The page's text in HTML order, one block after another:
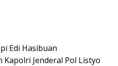
Edi Hasibuan
Jenderal Pol Listyo